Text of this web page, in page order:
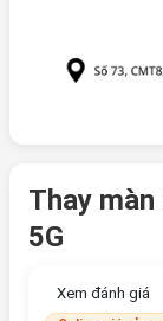
Thay màn
5G
Xem đánh giá